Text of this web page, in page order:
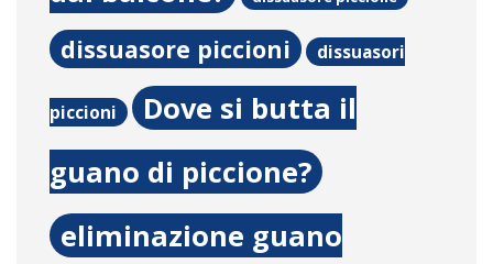
dissuasore piccioni dissuasori
piccioni
Dove si butta il
guano di piccione?
eliminazione guano